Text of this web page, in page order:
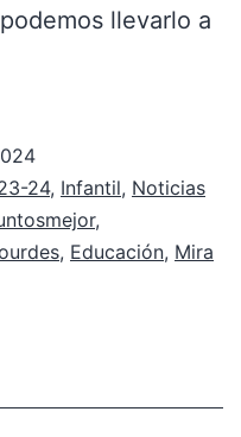
llevarlo a
24, Infantil, Noticias
,
, Educación, Mira